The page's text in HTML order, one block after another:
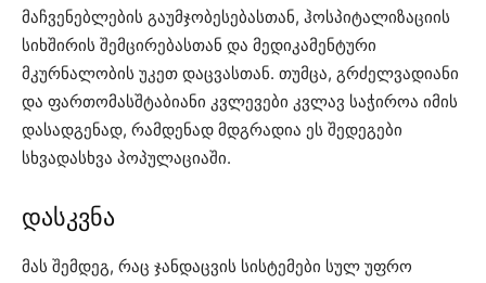
მაჩვენებლების გაუმჯობესებასთან, ჰოსპიტალიზაციის
სიხშირის შემცირებასთან და მედიკამენტური
მკურნალობის უკეთ დაცვასთან. თუმცა, გრძელვადიანი
და ფართომასშტაბიანი კვლევები კვლავ საჭიროა იმის
დასადგენად, რამდენად მდგრადია ეს შედეგები
სხვადასხვა პოპულაციაში.
დასკვნა
მას შემდეგ, რაც ჯანდაცვის სისტემები სულ უფრო